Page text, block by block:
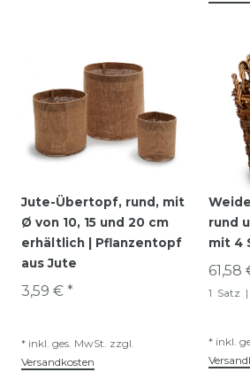
Jute-Übertopf, rund, mit
Ø von 10, 15 und 20 cm
erhältlich | Pflanzentopf
aus Jute
3,59 € *
* inkl. ges. MwSt. zzgl.
Versandkosten
rund
mit 4
61,58
1 Satz
* inkl.